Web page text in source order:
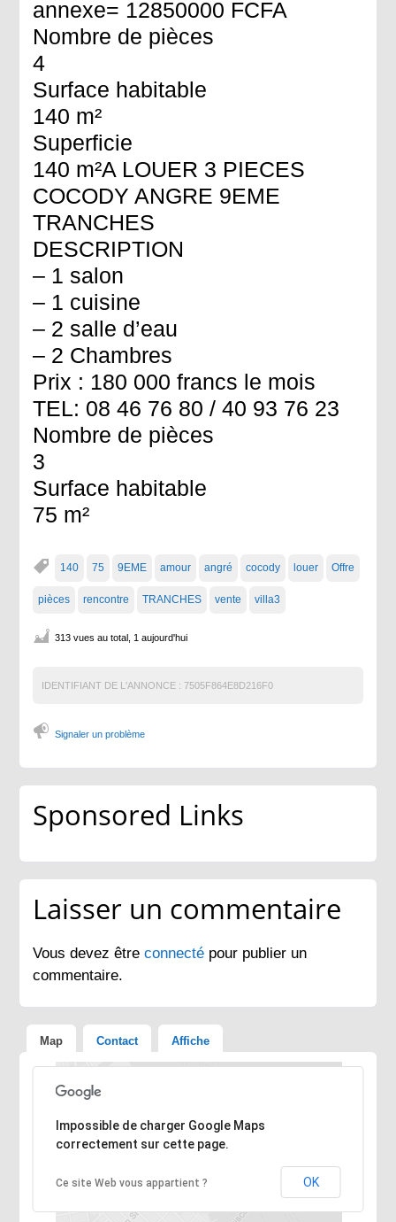
annexe= 12850000 FCFA
Nombre de pièces
4
Surface habitable
140 m²
Superficie
140 m²A LOUER 3 PIECES
COCODY ANGRE 9EME
TRANCHES
DESCRIPTION
– 1 salon
– 1 cuisine
– 2 salle d’eau
– 2 Chambres
Prix : 180 000 francs le mois
TEL: 08 46 76 80 / 40 93 76 23
Nombre de pièces
3
Surface habitable
75 m²
140 75 9EME amour angré cocody louer Offre
pièces rencontre TRANCHES vente villa3
313 vues au total, 1 aujourd'hui
IDENTIFIANT DE L'ANNONCE : 7505F864E8D216F0
Signaler un problème
Sponsored Links
Laisser un commentaire
Vous devez êtreconnecté pour publier un
commentaire.
Map Contact Affiche
Désolé, l'adresse n'a pas pu être trouvée.
Impossible de charger Google Maps
correctement sur cette page.
Ce site Web vous appartient ? OK